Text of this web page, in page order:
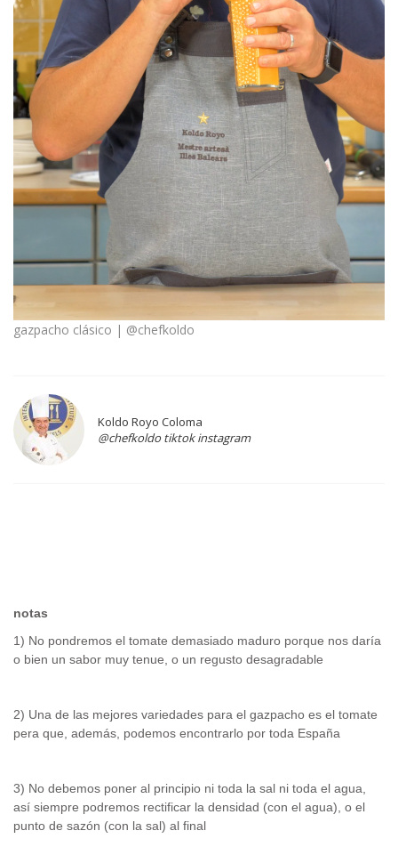
gazpacho clásico | @chefkoldo
Koldo Royo Coloma
@chefkoldo tiktok instagram
notas
1) No pondremos el tomate demasiado maduro porque nos daría
o bien un sabor muy tenue, o un regusto desagradable
2) Una de las mejores variedades para el gazpacho es el tomate
pera que, además, podemos encontrarlo por toda España
3) No debemos poner al principio ni toda la sal ni toda el agua,
así siempre podremos rectificar la densidad (con el agua), o el
punto de sazón (con la sal) al final